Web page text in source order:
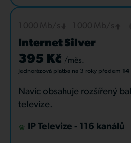
Internet Silver
395 Kč /měs.
Jednorázová platba na 3 roky předem 14
Navíc obsahuje rozšířený
televize.
IP Televize - 116 kanálů